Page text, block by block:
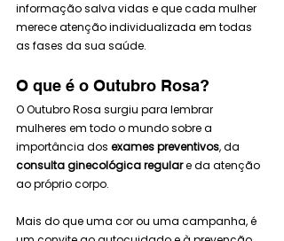
informação salva vidas e que cada mulher
merece atenção individualizada em todas
as fases da sua saúde.
O que é o Outubro Rosa?
O Outubro Rosa surgiu para lembrar
mulheres em todo o mundo sobre a
importância dos exames preventivos, da
consulta ginecológica regular e da atenção
ao próprio corpo.
Mais do que uma cor ou uma campanha, é